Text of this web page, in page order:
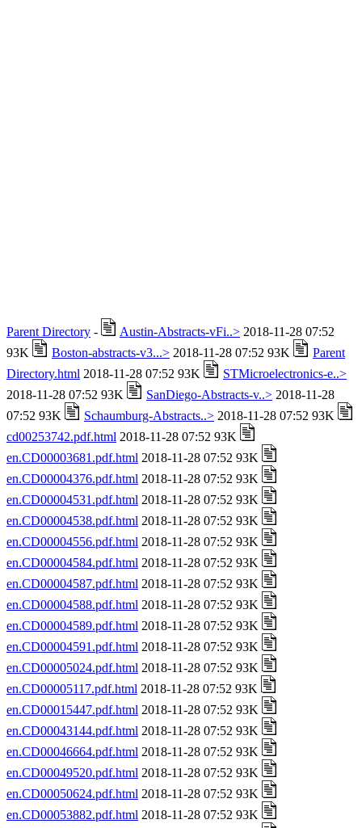
Parent Directory - Austin-Abstracts-vFi..> 2018-11-28 07:52
93K
Boston-abstracts-v3...> 2018-11-28 07:52 93K
Parent
Directory.html 2018-11-28 07:52 93K
STMicroelectronics-e..>
2018-11-28 07:52 93K
SanDiego-Abstracts-v..> 2018-11-28
07:52 93K
Schaumburg-Abstracts..> 2018-11-28 07:52 93K
cd00253742.pdf.html 2018-11-28 07:52 93K
en.CD00003681.pdf.html 2018-11-28 07:52 93K
en.CD00004376.pdf.html 2018-11-28 07:52 93K
en.CD00004531.pdf.html 2018-11-28 07:52 93K
en.CD00004538.pdf.html 2018-11-28 07:52 93K
en.CD00004556.pdf.html 2018-11-28 07:52 93K
en.CD00004584.pdf.html 2018-11-28 07:52 93K
en.CD00004587.pdf.html 2018-11-28 07:52 93K
en.CD00004588.pdf.html 2018-11-28 07:52 93K
en.CD00004589.pdf.html 2018-11-28 07:52 93K
en.CD00004591.pdf.html 2018-11-28 07:52 93K
en.CD00005024.pdf.html 2018-11-28 07:52 93K
en.CD00005117.pdf.html 2018-11-28 07:52 93K
en.CD00015447.pdf.html 2018-11-28 07:52 93K
en.CD00043144.pdf.html 2018-11-28 07:52 93K
en.CD00046664.pdf.html 2018-11-28 07:52 93K
en.CD00049520.pdf.html 2018-11-28 07:52 93K
en.CD00050624.pdf.html 2018-11-28 07:52 93K
en.CD00053882.pdf.html 2018-11-28 07:52 93K